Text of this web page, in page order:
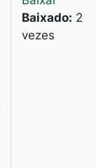
Baixado: 2
vezes